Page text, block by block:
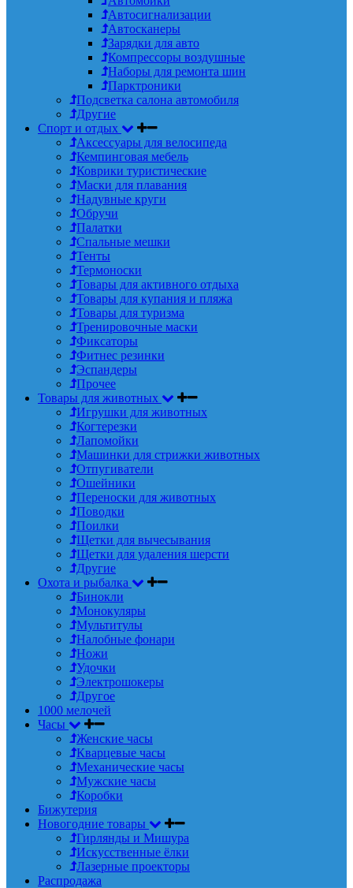
Автосигнализации
Автосканеры
Зарядки для авто
Компрессоры воздушные
Наборы для ремонта шин
Парктроники
Подсветка салона автомобиля
Другие
Спорт и отдых
Аксессуары для велосипеда
Кемпинговая мебель
Коврики туристические
Маски для плавания
Надувные круги
Обручи
Палатки
Спальные мешки
Тенты
Термоноски
Товары для активного отдыха
Товары для купания и пляжа
Товары для туризма
Тренировочные маски
Фиксаторы
Фитнес резинки
Эспандеры
Прочее
Товары для животных
Игрушки для животных
Когтерезки
Лапомойки
Машинки для стрижки животных
Отпугиватели
Ошейники
Переноски для животных
Поводки
Поилки
Щетки для вычесывания
Щетки для удаления шерсти
Другие
Охота и рыбалка
Бинокли
Монокуляры
Мультитулы
Налобные фонари
Ножи
Удочки
Электрошокеры
Другое
1000 мелочей
Часы
Женские часы
Кварцевые часы
Механические часы
Мужские часы
Коробки
Бижутерия
Новогодние товары
Гирлянды и Мишура
Искусственные ёлки
Лазерные проекторы
Распродажа